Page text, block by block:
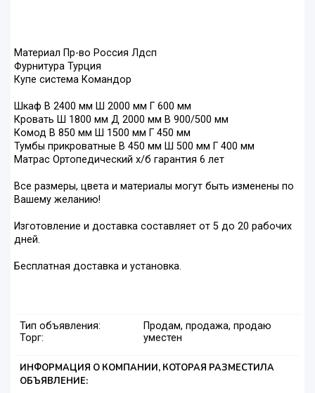
Материал Пр-во Россия Лдсп
Фурнитура Турция
Купе система Командор
Шкaф В 2400 мм Ш 2000 мм Г 600 мм
Кровать Ш 1800 мм Д 2000 мм В 900/500 мм
Комод В 850 мм Ш 1500 мм Г 450 мм
Тумбы прикроватные В 450 мм Ш 500 мм Г 400 мм
Матрас Ортопедический х/б гарантия 6 лет
Все размеры, цвета и материалы могут быть изменены по
Вашему желанию!
Изготовление и доставка составляет от 5 до 20 рабочих
дней.
Бесплатная доставка и установка.
Тип объявления:
Продам, продажа, продаю
Торг:
уместен
ИНФОРМАЦИЯ О КОМПАНИИ, КОТОРАЯ РАЗМЕСТИЛА
ОБЪЯВЛЕНИЕ: